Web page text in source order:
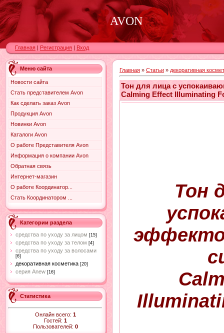
AVON
Главная | Регистрация | Вход
Меню сайта
Новости сайта
Стать представителем Avon
Как сделать заказ Avon
Продукция Avon
Новинки Avon
Каталоги Avon
О работе Представителя Avon
Информация о компании Avon
Обратная связь
Интернет-магазин
О работе Координатор...
Стать Координатором ...
Категории раздела
средства по уходу за лицом [15]
средства по уходу за телом [4]
средства по уходу за волосами
[6]
декоративная косметика [20]
серия Anew [16]
Статистика
Онлайн всего: 1
Гостей: 1
Пользователей: 0
Главная » Статьи » декоративная
Тон для лица с
Calming Effect Illuminating
Тон